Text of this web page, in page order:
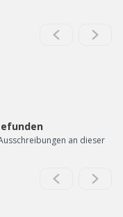
an dieser